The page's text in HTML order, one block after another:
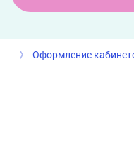
Оформление